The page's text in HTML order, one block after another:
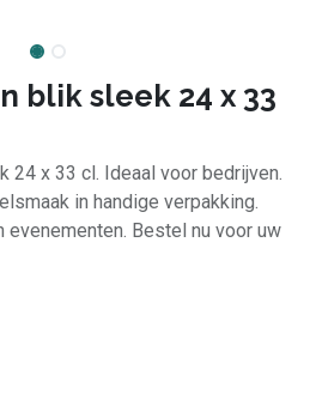
blik sleek 24 x 33
24 x 33 cl. Ideaal voor bedrijven.
in handige verpakking.
evenementen. Bestel nu voor uw